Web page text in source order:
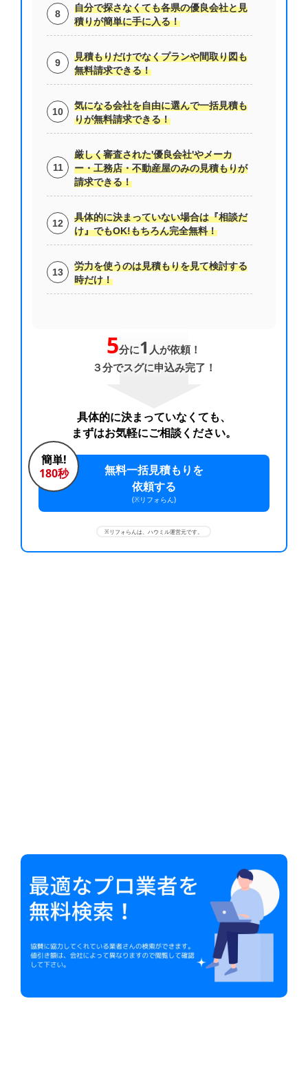
自分で探さなくても各県の優良会社と見
積りが簡単に手に入る！
見積もりだけでなくプランや間取り図も
無料請求できる！
気になる会社を自由に選んで一括見積も
りが無料請求できる！
厳しく審査された'優良会社'やメーカ
ー・工務店・不動産屋のみの見積もりが
請求できる！
具体的に決まっていない場合は『相談だ
け』でもOK!もちろん完全無料！
労力を使うのは見積もりを見て検討する
時だけ！
5分に1 人が依頼！
３分でスグに申込み完了！
具体的に決まっていなくても、
まずはお気軽にご相談ください。
簡単!
180秒
無料一括見積もりを
依頼する
(※リフォらん)
※リフォらんは、ハウミル運営元です。